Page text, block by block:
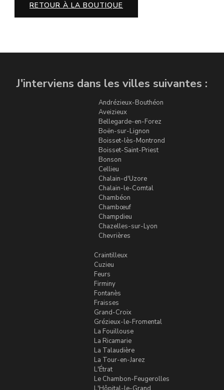
RETOUR À LA BOUTIQUE
J'interviens dans les villes suivantes :
Andrézieux-Bouthéon
Aveizieux
Bellegarde-en-Forez
Boën-sur-Lignon
Boisset-lès-Montrond
Boisset-Saint-Priest
Bonson
Cellieu
Chalain-d'Uzore
Chalain-le-Comtal
Chambéon
Chambœuf
Champdieu
Chazelles-sur-Lyon
Chevrières
Craintilleux
Cuzieu
Feurs
Firminy
Fontanès
Fraisses
Grand-Croix
Grézieux-le-Fromental
La Fouillouse
La Ricamarie
La Talaudière
La Tour-en-Jarez
L'Étrat
Le Chambon-Feugerolles